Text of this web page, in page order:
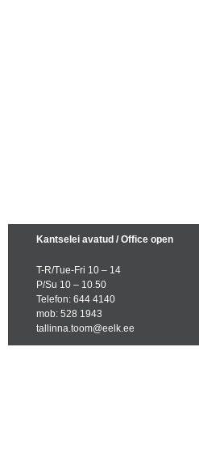
Kantselei avatud / Office open
T-R/Tue-Fri 10 – 14
P/Su 10 – 10.50
Telefon: 644 4140
mob: 528 1943
tallinna.toom@eelk.ee